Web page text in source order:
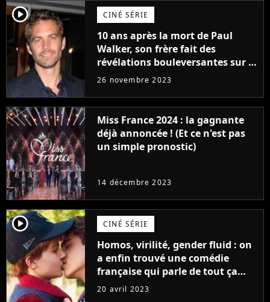
player2 CINÉ SÉRIE
10 ans après la mort de Paul
Walker, son frère fait des
révélations bouleversantes sur la
réaction des acteurs de Fast and
26 novembre 2023
Miss France 2024 : la gagnante
déjà annoncée ! (Et ce n'est pas
un simple pronostic)
14 décembre 2023
player2 CINÉ SÉRIE
Homos, virilité, gender fluid : on
a enfin trouvé une comédie
française qui parle de tout ça
sans être super ringarde
20 avril 2023